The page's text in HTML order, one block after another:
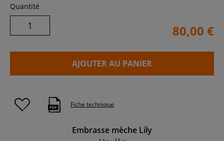
Quantité
80,00 €
AJOUTER AU PANIER
Fiche technique
Embrasse mèche Lily